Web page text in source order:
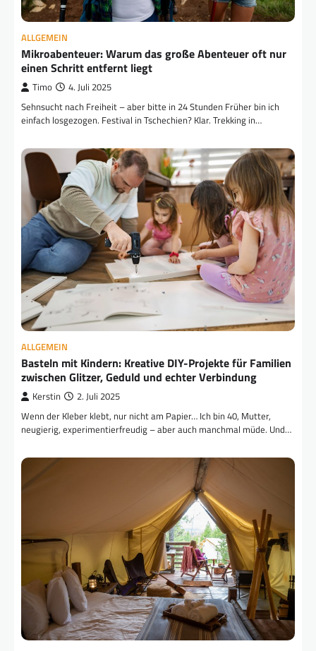
ALLGEMEIN
Mikroabenteuer: Warum das große Abenteuer oft nur
einen Schritt entfernt liegt
Timo 4. Juli 2025
Sehnsucht nach Freiheit – aber bitte in 24 Stunden Früher bin ich
einfach losgezogen. Festival in Tschechien? Klar. Trekking in…
ALLGEMEIN
Basteln mit Kindern: Kreative DIY-Projekte für Familien
zwischen Glitzer, Geduld und echter Verbindung
Kerstin 2. Juli 2025
Wenn der Kleber klebt, nur nicht am Papier… Ich bin 40, Mutter,
neugierig, experimentierfreudig – aber auch manchmal müde. Und…